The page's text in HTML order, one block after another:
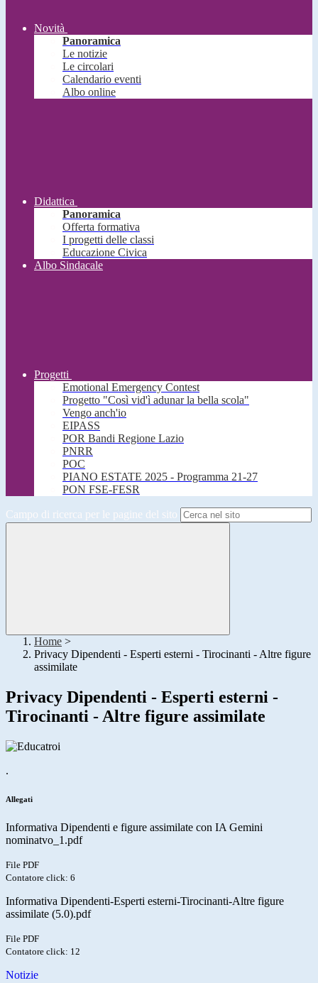
Novità
Panoramica
Le notizie
Le circolari
Calendario eventi
Albo online
Didattica
Panoramica
Offerta formativa
I progetti delle classi
Educazione Civica
Albo Sindacale
Progetti
Emotional Emergency Contest
Progetto "Così vid'ì adunar la bella scola"
Vengo anch'io
EIPASS
POR Bandi Regione Lazio
PNRR
POC
PIANO ESTATE 2025 - Programma 21-27
PON FSE-FESR
Campo di ricerca per le pagine del sito
Home >
Privacy Dipendenti - Esperti esterni - Tirocinanti - Altre figure
assimilate
Privacy Dipendenti - Esperti esterni -
Tirocinanti - Altre figure assimilate
.
Allegati
Informativa Dipendenti e figure assimilate con IA Gemini
nominatvo_1.pdf
File PDF
Contatore click: 6
Informativa Dipendenti-Esperti esterni-Tirocinanti-Altre figure
assimilate (5.0).pdf
File PDF
Contatore click: 12
Notizie